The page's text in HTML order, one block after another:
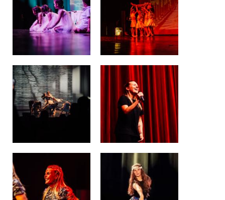
natation@apeee-bxl1-services.be
BE30 3100 2003 2711
Transport
+32 (0)2 374 70 46
transport@apeee-bxl1-services.be
BE77 3100 8642 2642